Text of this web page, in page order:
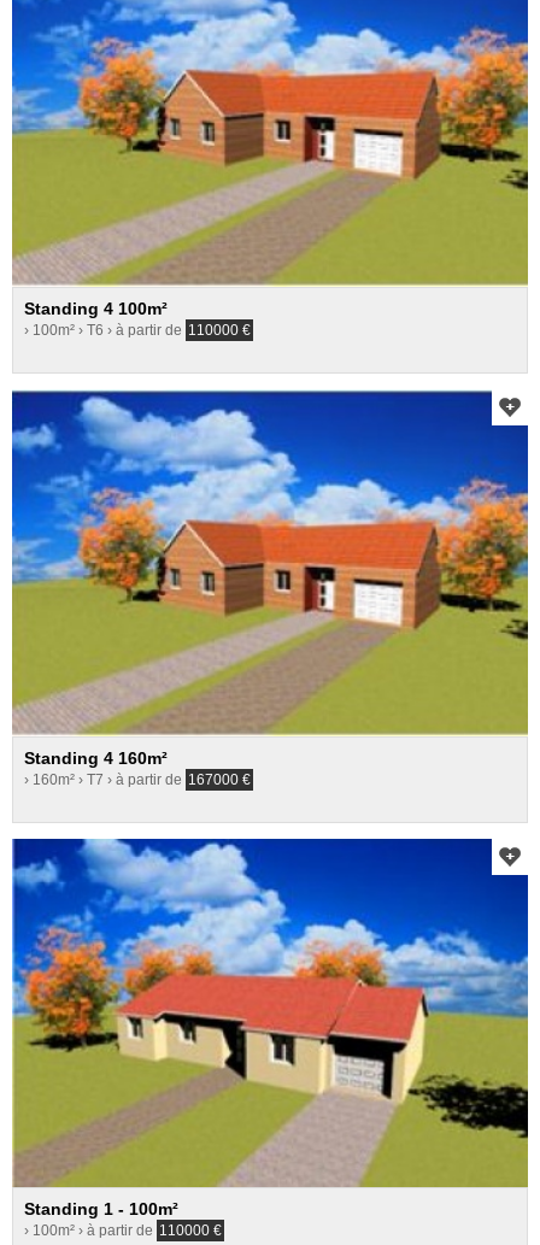
Standing 4 100m²
› 100m² › T6 › à partir de 110000 €
Standing 4 160m²
› 160m² › T7 › à partir de 167000 €
Standing 1 - 100m²
› 100m² › à partir de 110000 €